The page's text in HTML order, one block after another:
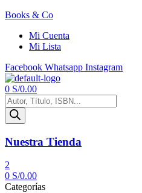
Books & Co
Mi Cuenta
Mi Lista
Facebook Whatsapp Instagram
Menú
0 S/0.00
Búsqueda
de
productos
Nuestra Tienda
2
0 S/0.00
Categorías